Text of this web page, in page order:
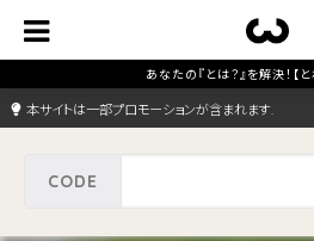
本サイトは一部プロモーションが含まれます.